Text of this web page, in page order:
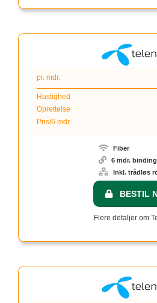
pr. mdr.
Hastighed
Oprettelse
Pris/6 mdr.
Fiber
6 mdr. binding
Inkl. trådløs
BESTIL
Flere detaljer om